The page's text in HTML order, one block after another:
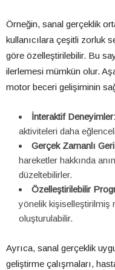
Örneğin, sanal gerçeklik
kullanıcılara çeşitli zorluk
göre özelleştirilebilir. Bu
ilerlemesi mümkün olur.
motor beceri gelişiminin
İnteraktif Deneyimler:
aktiviteleri daha
Gerçek Zamanlı
hareketler hakkında
düzeltebilirler.
Özelleştirilebilir
yönelik kişiselleştirilmiş
oluşturulabilir.
Ayrıca, sanal gerçeklik
geliştirme çalışmaları,